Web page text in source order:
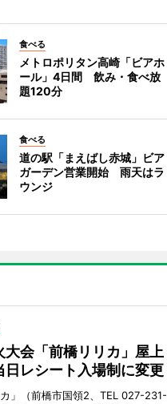
食べる
メトロポリタン高崎「ビアホ
ール」4日間 飲み・食べ放
題120分
食べる
道の駅「まえばし赤城」ビア
ガーデン営業開始 雨天はラ
ウンジ
大会「前橋リリカ」屋上
レシート入場制に変更
カ」（前橋市国領2、TEL 027-231-